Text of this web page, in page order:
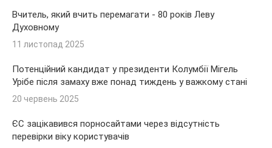
Вчитель, який вчить перемагати - 80 років Леву
Духовному
11 листопад 2025
Потенційний кандидат у президенти Колумбії Мігель
Урібе після замаху вже понад тиждень у важкому стані
20 червень 2025
ЄС зацікавився порносайтами через відсутність
перевірки віку користувачів